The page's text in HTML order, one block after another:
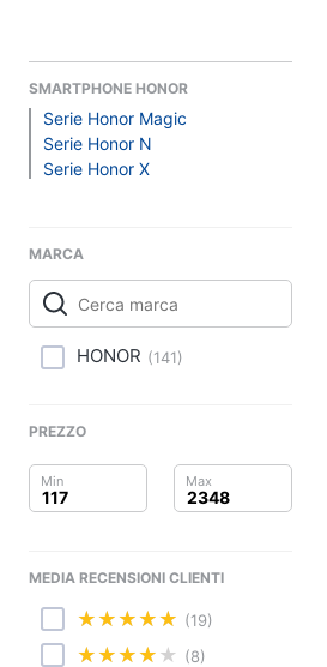
Audio e musica
Clima
Salute e igiene
Beauty
Prima infanzia
Casalinghi
Abbigliamento
SMARTPHONE HONOR
Serie Honor Magic
Serie Honor N
Serie Honor X
MARCA
HONOR (141)
PREZZO
MEDIA RECENSIONI CLIENTI
(19)
(8)